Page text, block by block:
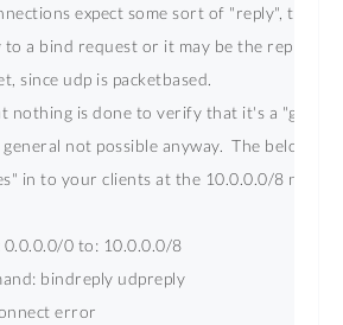
expect some sort of "reply", this
to a bind request or it may be the reply to a
since udp is packetbased.
nothing is done to verify that it's a
general not possible anyway.  The below
in to your clients at the 10.0.0.0/8 net.
0.0.0.0/0 to: 10.0.0.0/8
bindreply udpreply
connect error